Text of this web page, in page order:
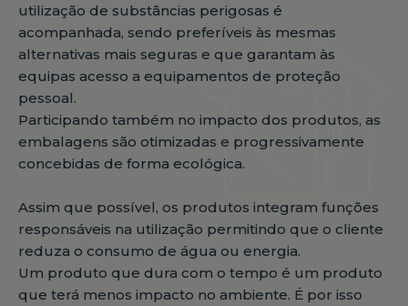
utilização de substâncias perigosas é
acompanhada, sendo preferíveis às mesmas
alternativas mais seguras e que garantam às
equipas acesso a equipamentos de proteção
pessoal.
Participando também no impacto dos produtos, as
embalagens são otimizadas e progressivamente
concebidas de forma ecológica.
Assim que possível, os produtos integram funções
responsáveis na utilização permitindo que o cliente
reduza o consumo de água ou energia.
Um produto que dura com o tempo é um produto
que terá menos impacto no ambiente. É por isso